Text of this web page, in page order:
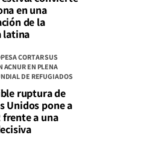
en una
de la
latina
CORTAR SUS
ACNUR EN PLENA
DE REFUGIADOS
ruptura de
Unidos pone a
frente a una